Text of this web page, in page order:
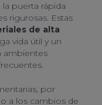
puerta rápida
rigurosas. Estas
de alta
vida útil y un
ambientes
por
a los cambios de